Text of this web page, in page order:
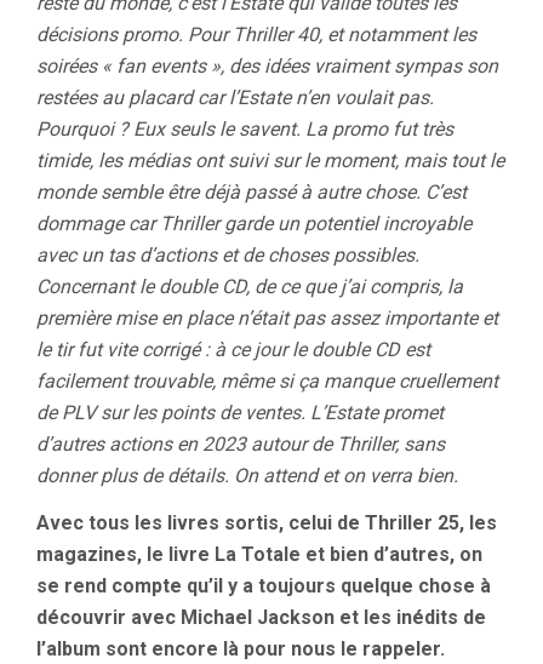
décisions promo. Pour Thriller 40, et notamment les
soirées « fan events », des idées vraiment sympas son
restées au placard car l’Estate n’en voulait pas.
Pourquoi ? Eux seuls le savent. La promo fut très
timide, les médias ont suivi sur le moment, mais tout le
monde semble être déjà passé à autre chose. C’est
dommage car Thriller garde un potentiel incroyable
avec un tas d’actions et de choses possibles.
Concernant le double CD, de ce que j’ai compris, la
première mise en place n’était pas assez importante et
le tir fut vite corrigé : à ce jour le double CD est
facilement trouvable, même si ça manque cruellement
de PLV sur les points de ventes. L’Estate promet
d’autres actions en 2023 autour de Thriller, sans
donner plus de détails. On attend et on verra bien.
Avec tous les livres sortis, celui de Thriller 25, les
magazines, le livre La Totale et bien d’autres, on
se rend compte qu’il y a toujours quelque chose à
découvrir avec Michael Jackson et les inédits de
l’album sont encore là pour nous le rappeler.